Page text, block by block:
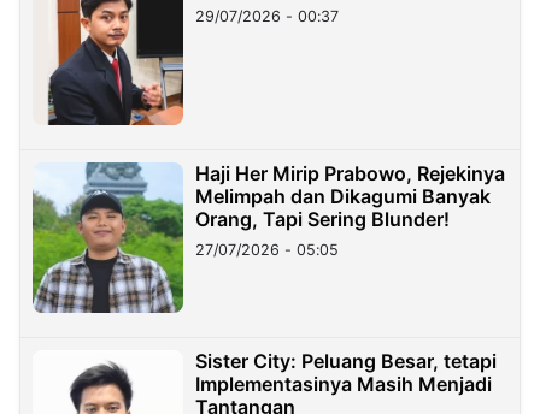
29/07/2026 - 00:37
Haji Her Mirip Prabowo, Rejekinya
Melimpah dan Dikagumi Banyak
Orang, Tapi Sering Blunder!
27/07/2026 - 05:05
Sister City: Peluang Besar, tetapi
Implementasinya Masih Menjadi
Tantangan